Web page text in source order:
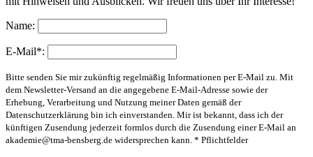
Name:
E-Mail*:
Bitte senden Sie mir zukünftig regelmäßig Informationen per E-Mail zu. Mit
dem Newsletter-Versand an die angegebene E-Mail-Adresse sowie der
Erhebung, Verarbeitung und Nutzung meiner Daten gemäß der
Datenschutzerklärung bin ich einverstanden. Mir ist bekannt, dass ich der
künftigen Zusendung jederzeit formlos durch die Zusendung einer E-Mail an
akademie@tma-bensberg.de widersprechen kann. * Pflichtfelder